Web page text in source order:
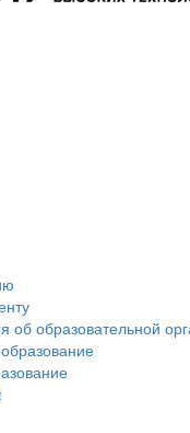
об образовательной